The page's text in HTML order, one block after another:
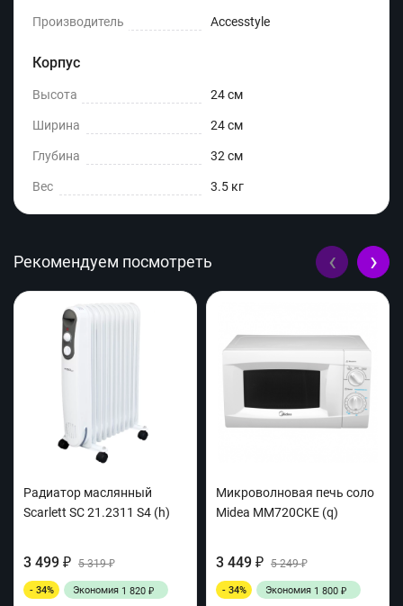
Производитель Accesstyle
Корпус
Высота 24 см
Ширина 24 см
Глубина 32 см
Вес 3.5 кг
Рекомендуем посмотреть
Радиатор маслянный
Scarlett SC 21.2311 S4 (h)
3 499 ₽ 5 319₽
- 34% Экономия 1 820 ₽
Микроволновая печь соло
Midea MM720CKE (q)
3 449 ₽ 5 249₽
- 34% Экономия 1 800 ₽
‹ ›